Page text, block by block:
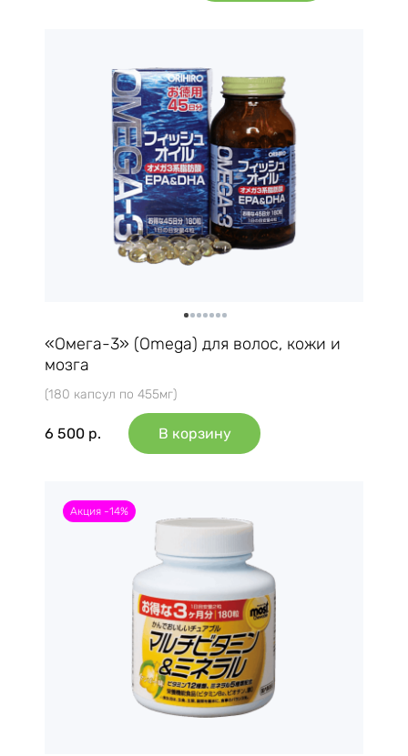
«Омега-3» (Omega) для волос, кожи и
мозга
(180 капсул по 455мг)
6 500 р. В корзину
Акция -14%